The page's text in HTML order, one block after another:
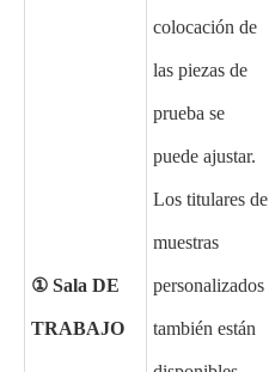
① Sala DE
TRABAJO
colocación de
las piezas de
prueba se
puede ajustar.
Los titulares de
muestras
personalizados
también están